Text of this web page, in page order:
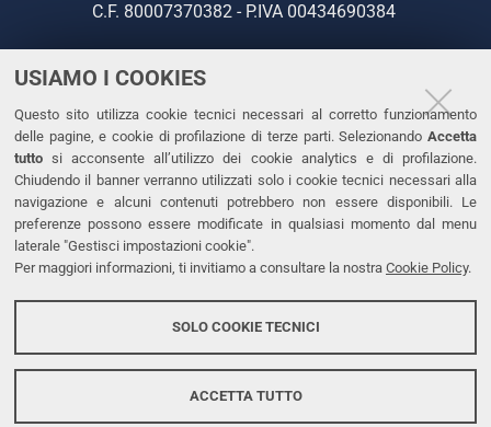
USIAMO I COOKIES
Questo sito utilizza cookie tecnici necessari al corretto funzionamento
delle pagine, e cookie di profilazione di terze parti. Selezionando Accetta
tutto si acconsente all’utilizzo dei cookie analytics e di profilazione.
Chiudendo il banner verranno utilizzati solo i cookie tecnici necessari alla
navigazione e alcuni contenuti potrebbero non essere disponibili. Le
preferenze possono essere modificate in qualsiasi momento dal menu
laterale "Gestisci impostazioni cookie".
Per maggiori informazioni, ti invitiamo a consultare la nostra Cookie Policy.
SOLO COOKIE TECNICI
ACCETTA TUTTO
C.F. 80007370382 - P.IVA 00434690384
CONTATTI
Tel. +39 0532 293111
Fax. +39 0532 293031
PEC
LINKS
Dichiarazione di accessibilità
Protezione dati personali